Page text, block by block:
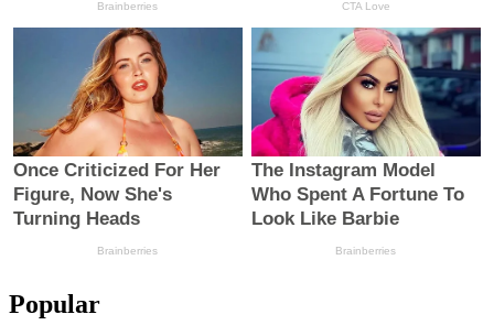
Popular